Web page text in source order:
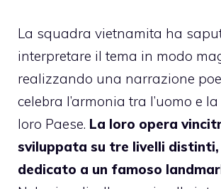
La squadra vietnamita ha
interpretare il tema in modo
realizzando una narrazione
celebra l’armonia tra l’uomo e
loro Paese. La loro opera
sviluppata su tre livelli distinti,
dedicato a un famoso